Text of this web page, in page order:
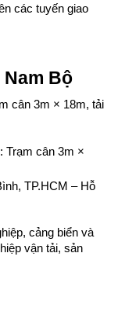
các tuyến giao
Bộ
cân 3m × 18m, tải
Trạm cân 3m ×
TP.HCM – Hỗ
cảng biển và
vận tải, sản